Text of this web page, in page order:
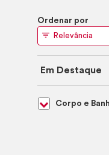
Ordenar por
Em Destaque
Corpo e